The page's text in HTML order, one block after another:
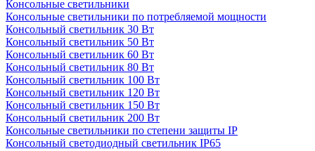
Консольные светильники
Консольные светильники по потребляемой мощности
Консольный светильник 30 Вт
Консольный светильник 50 Вт
Консольный светильник 60 Вт
Консольный светильник 80 Вт
Консольный светильник 100 Вт
Консольный светильник 120 Вт
Консольный светильник 150 Вт
Консольный светильник 200 Вт
Консольные светильники по степени защиты IP
Консольный светодиодный светильник IP65